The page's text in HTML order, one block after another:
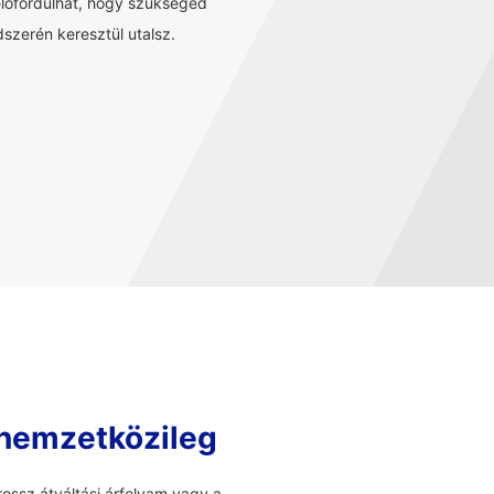
keresztül utalsz.